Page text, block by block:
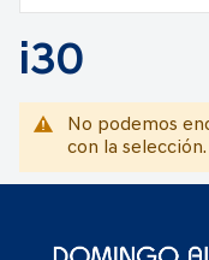
i30
No podemos
con la selección.